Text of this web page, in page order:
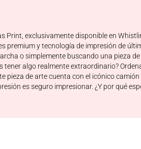
Print, exclusivamente disponible en
y tecnología de impresión de
o simplemente buscando una pieza
algo realmente extraordinario?
de arte cuenta con el icónico
es seguro impresionar. ¿Y por qué